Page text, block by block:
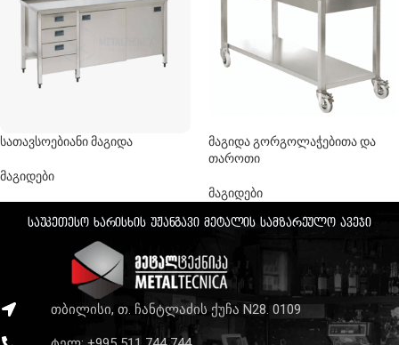
სათავსოებიანი მაგიდა
მაგიდები
მაგიდა გორგოლაჭებითა და
თაროთი
მაგიდები
თბილისი, თ. ჩანტლაძის ქუჩა N28. 0109
საუკეთესო ხარისხის უჟანგავი მეტალის სამზარეულო ავეჯი